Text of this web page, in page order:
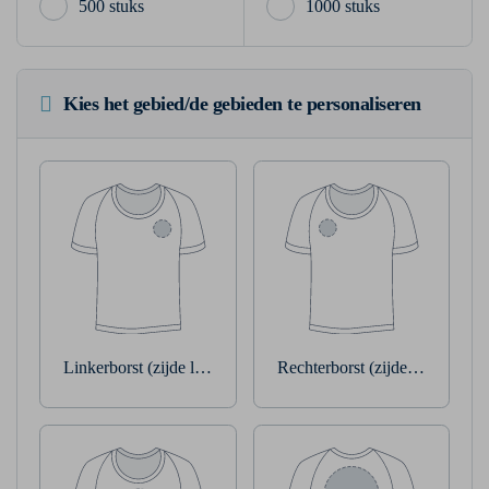
500 stuks 1000 stuks
Kies het gebied/de gebieden te personaliseren
Linkerborst (zijde linkerarm) Rechterborst (zijde